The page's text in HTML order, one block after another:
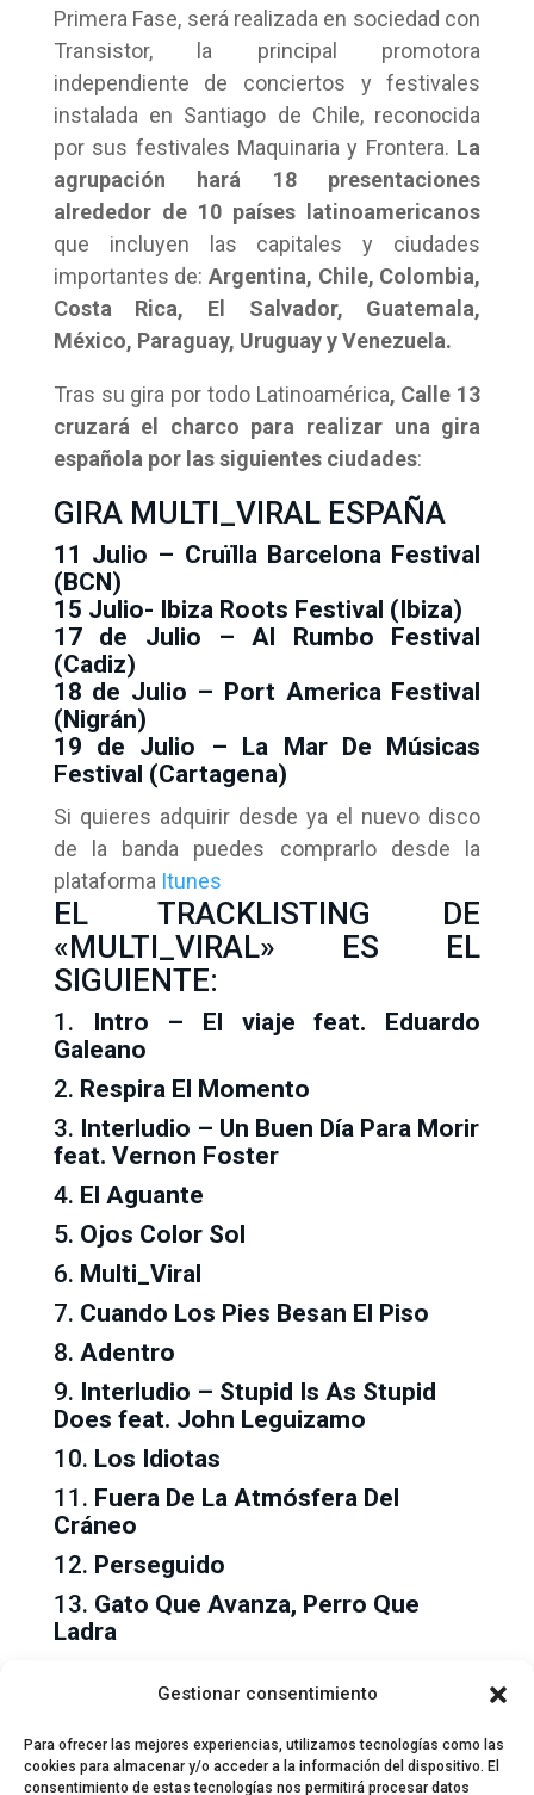
Gestionar consentimiento
Para ofrecer las mejores experiencias, utilizamos tecnologías como las
cookies para almacenar y/o acceder a la información del dispositivo. El
consentimiento de estas tecnologías nos permitirá procesar datos
Primera Fase, será realizada en sociedad con
Transistor, la principal promotora
independiente de conciertos y festivales
instalada en Santiago de Chile, reconocida
por sus festivales Maquinaria y Frontera. La
agrupación hará 18 presentaciones
alrededor de 10 países latinoamericanos
que incluyen las capitales y ciudades
importantes de: Argentina, Chile, Colombia,
Costa Rica, El Salvador, Guatemala,
México, Paraguay, Uruguay y Venezuela.
Tras su gira por todo Latinoamérica, Calle 13
cruzará el charco para realizar una gira
española por las siguientes ciudades:
GIRA MULTI_VIRAL ESPAÑA
11 Julio – Cruïlla Barcelona Festival
(BCN)
15 Julio- Ibiza Roots Festival (Ibiza)
17 de Julio – Al Rumbo Festival
(Cadiz)
18 de Julio – Port America Festival
(Nigrán)
19 de Julio – La Mar De Músicas
Festival (Cartagena)
Si quieres adquirir desde ya el nuevo disco
de la banda puedes comprarlo desde la
plataforma Itunes
EL TRACKLISTING DE
«MULTI_VIRAL» ES EL
SIGUIENTE:
1.
Intro – El viaje feat. Eduardo
Galeano
2. Respira El Momento
3. Interludio – Un Buen Día Para Morir
feat. Vernon Foster
4. El Aguante
5. Ojos Color Sol
6. Multi_Viral
7. Cuando Los Pies Besan El Piso
8. Adentro
9. Interludio – Stupid Is As Stupid
Does feat. John Leguizamo
10. Los Idiotas
11. Fuera De La Atmósfera Del
Cráneo
12. Perseguido
13. Gato Que Avanza, Perro Que
Ladra